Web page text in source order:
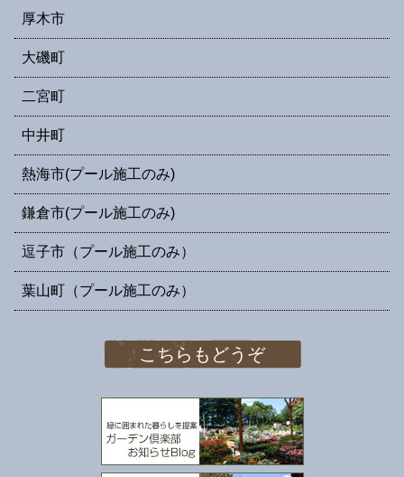
厚木市
大磯町
二宮町
中井町
熱海市(プール施工のみ)
鎌倉市(プール施工のみ)
逗子市（プール施工のみ）
葉山町（プール施工のみ）
こちらもどうぞ